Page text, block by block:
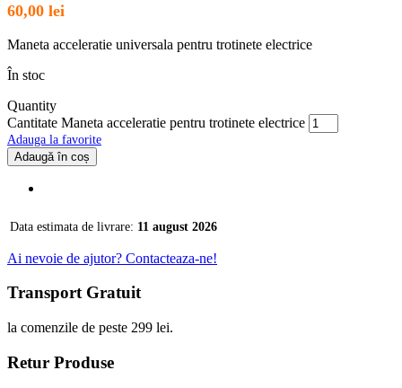
60,00 lei
Maneta acceleratie universala pentru trotinete electrice
În stoc
Quantity
Cantitate Maneta acceleratie pentru trotinete electrice
Adauga la favorite
Adaugă în coș
Data estimata de livrare: 11 august 2026
Ai nevoie de ajutor? Contacteaza-ne!
Transport Gratuit
la comenzile de peste 299 lei.
Retur Produse